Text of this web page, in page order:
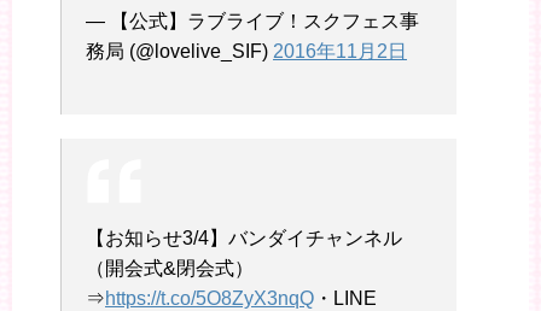
— 【公式】ラブライブ！スクフェス事
務局 (@lovelive_SIF) 2016年11月2日
【お知らせ3/4】バンダイチャンネル
（開会式&閉会式）
⇒https://t.co/5O8ZyX3nqQ ・LINE